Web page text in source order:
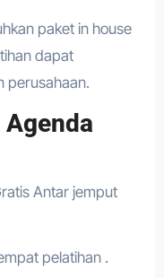
paket in house
dapat
perusahaan.
Antar jemput
pelatihan .